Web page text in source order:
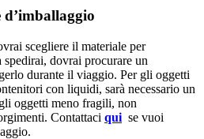
d’imballaggio
scegliere il materiale per
dovrai procurare un
durante il viaggio. Per gli oggetti
con liquidi, sarà necessario un
oggetti meno fragili, non
Contattaci qui se vuoi